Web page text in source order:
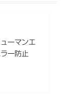
ーマンエ
ー防止